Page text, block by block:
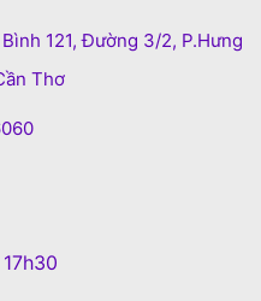
121, Đường 3/2, P.Hưng
Thơ